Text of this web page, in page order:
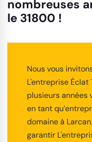
nombreuses
le 31800 !
Nous vous
L'entreprise Éclat
plusieurs années
en tant
domaine à
garantir